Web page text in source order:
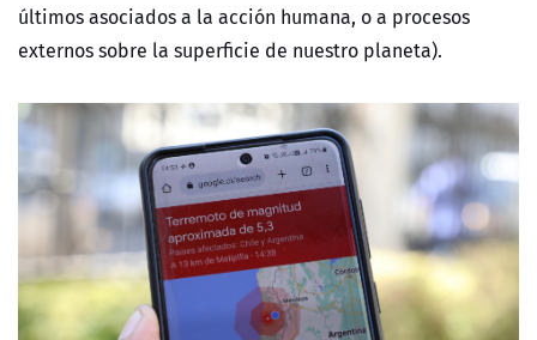
últimos asociados a la acción humana, o a procesos
externos sobre la superficie de nuestro planeta).